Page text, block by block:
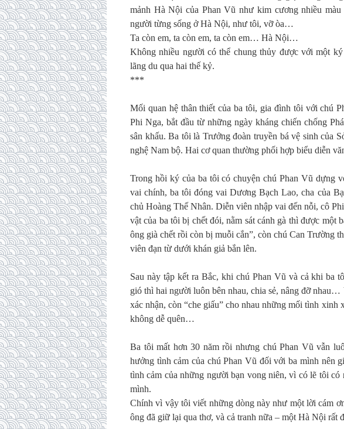
mảnh Hà Nội của Phan Vũ như kim cương nhiều
người từng sống ở Hà Nội, như tôi, vỡ òa…
Ta còn em, ta còn em, ta còn em… Hà Nội…
Không nhiều người có thể chung thủy được với một
lãng du qua hai thế kỷ.
***
Mối quan hệ thân thiết của ba tôi, gia đình tôi với chú
Phi Nga, bắt đầu từ những ngày kháng chiến chống
sân khấu. Ba tôi là Trưởng đoàn truyền bá vệ sinh của
nghệ Nam bộ. Hai cơ quan thường phối hợp biểu diễn
Trong hồi ký của ba tôi có chuyện chú Phan Vũ dựng
vai chính, ba tôi đóng vai Dương Bạch Lao, cha của
chủ Hoàng Thế Nhân. Diễn viên nhập vai đến nỗi, cô
vật của ba tôi bị chết đói, nằm sát cánh gà thì được một
ông già chết rồi còn bị muỗi cắn”, còn chú Can Trường
viên đạn từ dưới khán giả bắn lên.
Sau này tập kết ra Bắc, khi chú Phan Vũ và cả khi ba
gió thì hai người luôn bên nhau, chia sẻ, nâng đỡ
xác nhận, còn “che giấu” cho nhau những mối tình xinh
không dễ quên…
Ba tôi mất hơn 30 năm rồi nhưng chú Phan Vũ vẫn
hưởng tình cảm của chú Phan Vũ đối với ba mình nên
tình cảm của những người bạn vong niên, vì có lẽ tôi
mình.
Chính vì vậy tôi viết những dòng này như một lời cám
ông đã giữ lại qua thơ, và cả tranh nữa – một Hà Nội rất